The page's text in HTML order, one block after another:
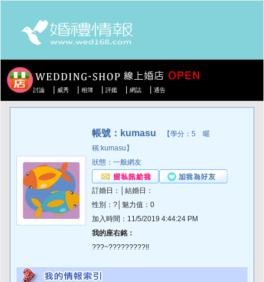
討論 威秀 相簿 評鑑 網誌 通告
帳號：kumasu 【學分：5 暱
稱:kumasu】
狀態：一般網友
訂婚日：│結婚日：
性別：?│魅力值：0
加入時間：11/5/2019 4:44:24 PM
我的座右銘：
???~?????????!!